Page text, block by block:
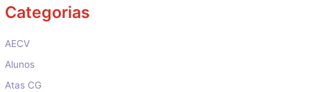
Categorias
AECV
Alunos
Atas CG